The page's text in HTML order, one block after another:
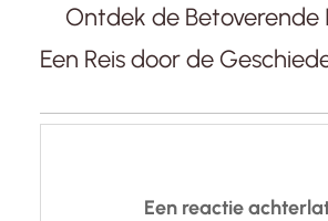
Ontdek de Betoverende
Een Reis door de
Een reactie